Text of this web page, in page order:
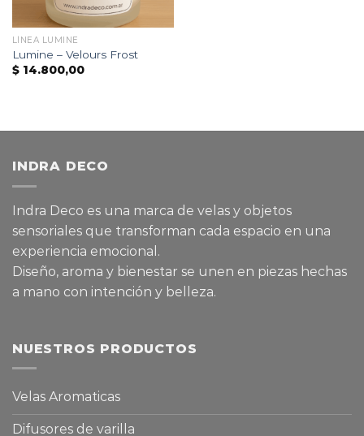
LÍNEA LUMINE
Lumine – Velours Frost
$14.800,00
INDRA DECO
Indra Deco es una marca de velas y objetos
sensoriales que transforman cada espacio en una
experiencia emocional.
Diseño, aroma y bienestar se unen en piezas hechas
a mano con intención y belleza.
NUESTROS PRODUCTOS
Velas Aromaticas
Difusores de varilla